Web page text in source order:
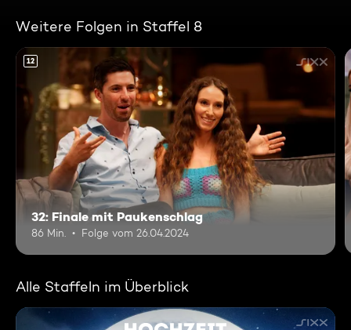
Weitere Folgen in Staffel 8
12
32: Finale mit Paukenschlag
86 Min. Folge vom 26.04.2024
Alle Staffeln im Überblick